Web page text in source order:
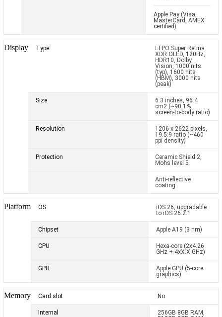
Apple Pay (Visa,
MasterCard, AMEX
certified)
Display Type
LTPO Super Retina
XDR OLED, 120Hz,
HDR10, Dolby
Vision, 1000 nits
(typ), 1600 nits
(HBM), 3000 nits
(peak)
Size
6.3 inches, 96.4
cm2(~90.1%
screen-to-body ratio)
Resolution
1206 x 2622 pixels,
19.5:9 ratio (~460
ppi density)
Protection
Ceramic Shield 2,
Mohs level 5
Anti-reflective
coating
Platform OS
iOS 26, upgradable
to iOS 26.2.1
Chipset Apple A19 (3 nm)
CPU
Hexa-core (2x4.26
GHz + 4xX.X GHz)
GPU
Apple GPU (5-core
graphics)
Memory Card slot No
Internal
256GB 8GB RAM,